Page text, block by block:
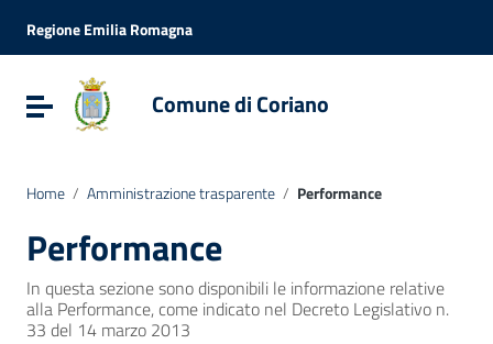
Vai al menu di navigazione
Vai al footer
Regione Emilia Romagna
Attiva / disattiva la navigazione
Comune di Coriano
Home / Amministrazione trasparente / Performance
Performance
In questa sezione sono disponibili le informazione relative
alla Performance, come indicato nel Decreto Legislativo n.
33 del 14 marzo 2013